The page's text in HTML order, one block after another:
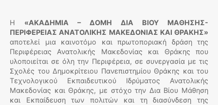
Η «ΑΚΑΔΗΜΙΑ – ΔΟΜΗ ΔΙΑ ΒΙΟΥ ΜΑΘΗΣΗΣ-
ΠΕΡΙΦΕΡΕΙΑΣ ΑΝΑΤΟΛΙΚΗΣ ΜΑΚΕΔΟΝΙΑΣ ΚΑΙ ΘΡΑΚΗΣ»
αποτελεί μια καινοτόμο και πρωτοποριακή δράση της
Περιφέρειας Ανατολικής Μακεδονίας και Θράκης που
υλοποιείται σε όλη την Περιφέρεια, σε συνεργασία με τις
Σχολές του Δημοκρίτειου Πανεπιστημίου Θράκης και του
Τεχνολογικού Εκπαιδευτικού Ιδρύματος Ανατολικής
Μακεδονίας και Θράκης, με στόχο την Δια Βίου Μάθηση
και Εκπαίδευση των πολιτών και τη διασύνδεση της